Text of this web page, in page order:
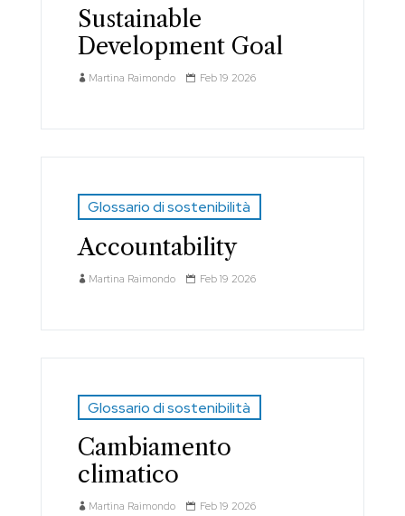
Sustainable
Development Goal
Martina Raimondo Feb 19 2026
Glossario di sostenibilità
Accountability
Martina Raimondo Feb 19 2026
Glossario di sostenibilità
Cambiamento
climatico
Martina Raimondo Feb 19 2026